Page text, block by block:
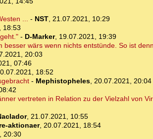
... - NST, 21.07.2021, 10:29
18:53
- D-Marker, 19.07.2021, 19:39
wärs wenn nichts entstünde. So ist
20:03
07:46
18:52
- Mephistopheles, 20.07.2021, 20:04
vertreten in Relation zu der Vielzahl von
, 21.07.2021, 10:55
re-aktionaer, 20.07.2021, 18:54
20:30